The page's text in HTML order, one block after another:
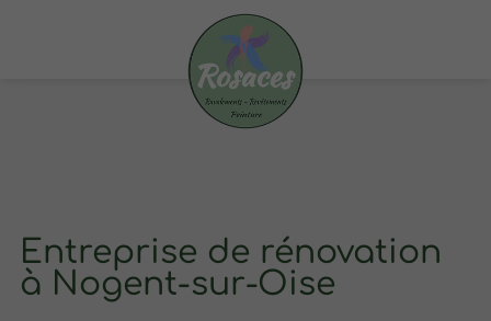
Entreprise de rénovation
à Nogent-sur-Oise